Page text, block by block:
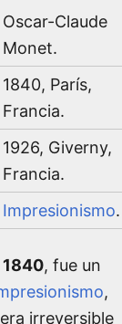
Oscar-Claude
Monet.
1840, París,
Francia.
1926, Giverny,
Francia.
Impresionismo.
1840, fue un
,
irreversible